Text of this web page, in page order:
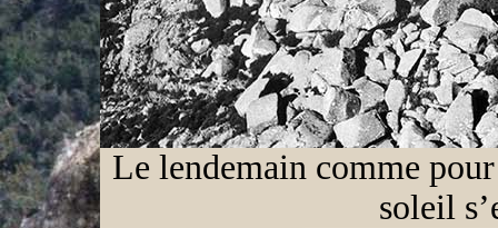
Le lendemain comme
soleil